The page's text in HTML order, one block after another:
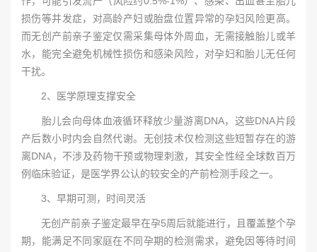
损伤等并发症，对高龄产妇或胎盘位置异常的孕妇风险更高。
而无创产前亲子鉴定仅需采集母体外周血，无需接触胎儿或羊
水，能完全避免机械性损伤和感染风险，对孕妇和胎儿无任何
干扰。
2、医学原理支撑安全
胎儿会向母体血液循环释放少量游离DNA，这些DNA片段
产后数小时内会自然代谢。无创技术仅检测这些短暂存在的游
离DNA，不涉及药物干预或物理刺激，其安全性经全球数百万
例临床验证，是医学界公认的较安全的产前检测手段之一。
3、早期可测，时间灵活
无创产前亲子鉴定最早在孕5周后就能进行，且覆盖整个孕
期，能满足不同家庭在不同孕期的检测需求，避免因等待时间